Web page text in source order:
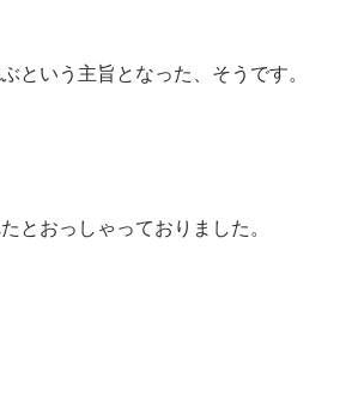
という主旨となった、そうです。
とおっしゃっておりました。